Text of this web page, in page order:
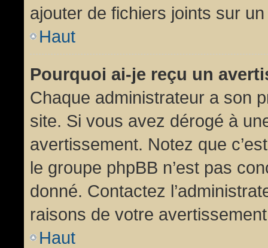
ajouter de fichiers joints sur
Haut
Pourquoi ai-je reçu un
Chaque administrateur a son
site. Si vous avez dérogé à
avertissement. Notez que
le groupe phpBB n’est pas
donné. Contactez
raisons de votre
Haut